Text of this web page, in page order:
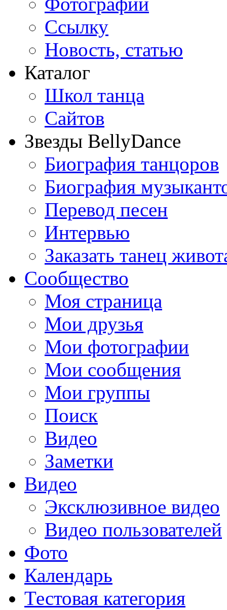
Ссылку
Новость, статью
Каталог
Школ танца
Сайтов
Звезды BellyDance
Биография танцоров
Биография
Перевод песен
Интервью
Заказать танец
Сообщество
Моя страница
Мои друзья
Мои фотографии
Мои сообщения
Мои группы
Поиск
Видео
Заметки
Видео
Эксклюзивное видео
Видео пользователей
Фото
Календарь
Тестовая категория